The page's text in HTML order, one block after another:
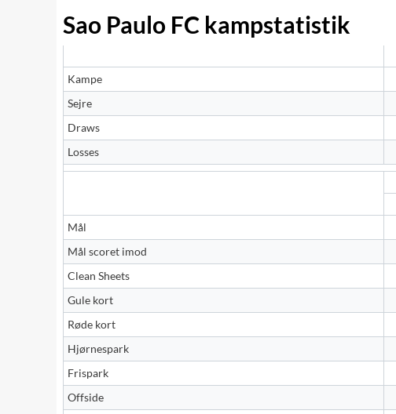
Sao Paulo FC kampstatistik
Kampe
Sejre
Draws
Losses
Mål
Mål scoret imod
Clean Sheets
Gule kort
Røde kort
Hjørnespark
Frispark
Offside